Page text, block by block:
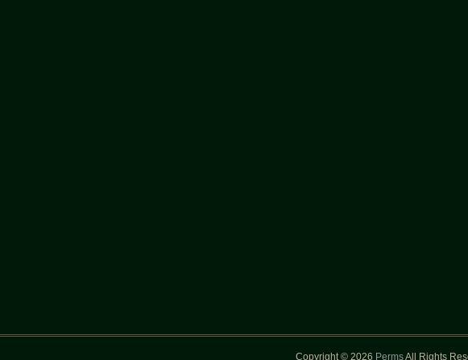
Copyright © 2026 PermsAll Rights